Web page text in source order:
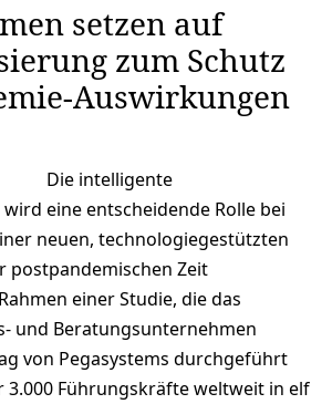
setzen auf
zum Schutz
Auswirkungen
Die intelligente
eine entscheidende Rolle bei
neuen, technologiegestützten
postpandemischen Zeit
einer Studie, die das
und Beratungsunternehmen
von Pegasystems durchgeführt
3.000 Führungskräfte weltweit in elf